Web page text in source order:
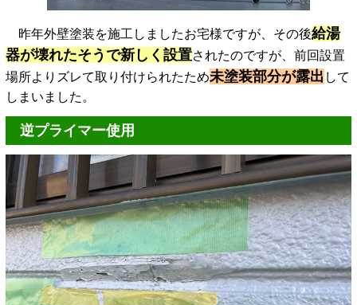
昨年外壁塗装を施工しましたお宅様ですが、その後給湯
器が壊れたそうで新しく設置されたのですが、前回設置
場所よりズレて取り付けられたため未塗装部分が露出 して
しまいました。
逆プライマー使用